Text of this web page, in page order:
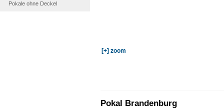
Pokale ohne Deckel
[+] zoom
Pokal Brandenburg